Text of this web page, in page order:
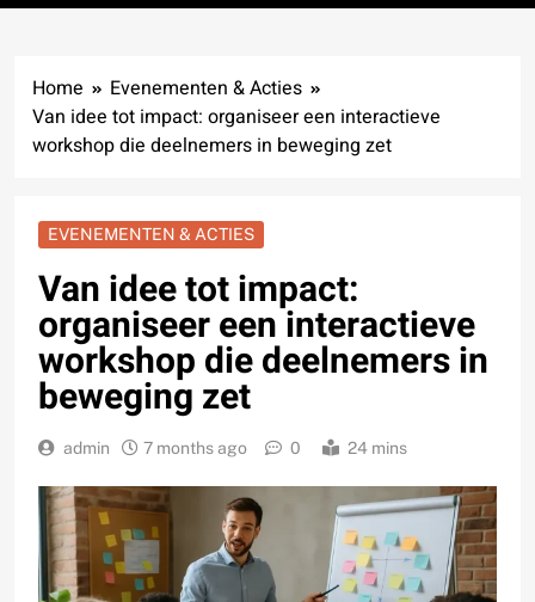
Home
Evenementen & Acties
Van idee tot impact: organiseer een interactieve
workshop die deelnemers in beweging zet
EVENEMENTEN & ACTIES
Van idee tot impact:
organiseer een interactieve
workshop die deelnemers in
beweging zet
admin 7 months ago 0 24 mins